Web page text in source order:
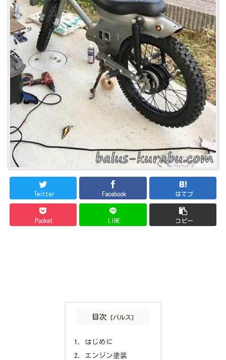
Twitter Facebook はてブ
Pocket LINE コピー
目次
はじめに
エンジン塗装